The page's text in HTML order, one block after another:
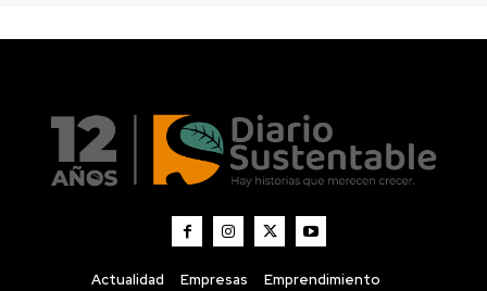
Actualidad Empresas
Emprendimiento